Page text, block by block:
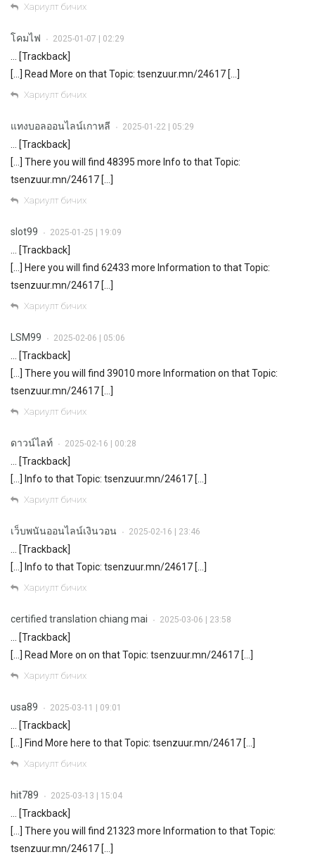
Хариулт бичих
โคมไฟ • 2025-01-07 | 02:29
… [Trackback]
[…] Read More on that Topic: tsenzuur.mn/24617 […]
Хариулт бичих
แทงบอลออนไลน์เกาหลี • 2025-01-22 | 05:29
… [Trackback]
[…] There you will find 48395 more Info to that Topic:
tsenzuur.mn/24617 […]
Хариулт бичих
slot99 • 2025-01-25 | 19:09
… [Trackback]
[…] Here you will find 62433 more Information to that Topic:
tsenzuur.mn/24617 […]
Хариулт бичих
LSM99 • 2025-02-06 | 05:06
… [Trackback]
[…] There you will find 39010 more Information on that Topic:
tsenzuur.mn/24617 […]
Хариулт бичих
ดาวน์ไลท์ • 2025-02-16 | 00:28
… [Trackback]
[…] Info to that Topic: tsenzuur.mn/24617 […]
Хариулт бичих
เว็บพนันออนไลน์เงินวอน • 2025-02-16 | 23:46
… [Trackback]
[…] Info to that Topic: tsenzuur.mn/24617 […]
Хариулт бичих
certified translation chiang mai • 2025-03-06 | 23:58
… [Trackback]
[…] Read More on on that Topic: tsenzuur.mn/24617 […]
Хариулт бичих
usa89 • 2025-03-11 | 09:01
… [Trackback]
[…] Find More here to that Topic: tsenzuur.mn/24617 […]
Хариулт бичих
hit789 • 2025-03-13 | 15:04
… [Trackback]
[…] There you will find 21323 more Information to that Topic:
tsenzuur.mn/24617 […]